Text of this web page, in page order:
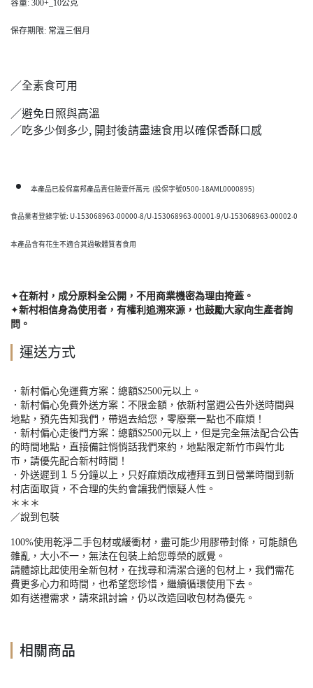
容量: 300+_10公克
保存期限: 常溫三個月
／全素食可用
／避免日照與高溫
／吃多少倒多少, 開封後請盡速食用以確保香酥口感
本產品已投保富邦產品責任險壹仟萬元 (投保字號0500-18AML0000895)
食品業者登錄字號: U-153068963-00000-8/U-153068963-00001-9/U-153068963-00002-0
本產品含有花生不適合其過敏體質者食用
✦在新村，成分原料全公開，不用商業機密為理由掩蓋。
✦新村相信身為使用者，有權利追溯來源，也鼓勵大家向生產者詢
問。
運送方式
．新村偏心免運費方案：總額$2500元以上。
．新村偏心免費外送方案：不限金額，依新村當週公告外送時間與
地點，預先告知我們，帶過去給您，零廢棄一點也不麻煩！
．新村偏心走後門方案：總額$2500元以上，但是完全無法配合公告
的時間地點，直接備註悄悄話我們來約，地點限定新竹市與竹北
市，請優先配合新村時間！
．外送遲到１５分鐘以上，只好麻煩改成禮拜五到日營業時間到新
村店面取貨，不合理的失約會讓我們懷疑人性。
＊＊＊
／說到包裝
100%使用乾淨二手包材或緩衝材，盡可能少用膠帶封條，可能顏色
雜亂，大小不一，無法在包裝上給您尊榮的感覺。
請體諒比起使用全新包材，在找尋和清潔合適的包材上，我們需花
費更多心力和時間，也希望您珍惜，繼續循環使用下去。
如有送禮需求，請來訊討論，仍以改造回收包材為優先。
相關商品